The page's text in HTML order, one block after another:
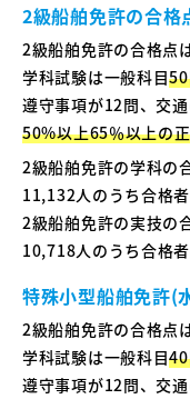
2級船舶免許の合格
2級船舶免許の合格点
学科試験は一般科目
遵守事項が12問、交
50%以上65％以上の
2級船舶免許の学科
11,132人のうち合格
2級船舶免許の実技
10,718人のうち合格
特殊小型船舶免許(
2級船舶免許の合格点
学科試験は一般科目
遵守事項が12問、交